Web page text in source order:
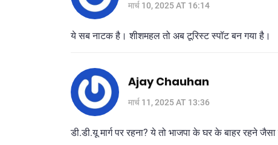
मार्च 10, 2025 AT 16:14
ये सब नाटक है। शीशमहल तो अब टूरिस्ट स्पॉट बन गया है।
Ajay Chauhan
मार्च 11, 2025 AT 13:36
डी.डी.यू मार्ग पर रहना? ये तो भाजपा के घर के बाहर रहने